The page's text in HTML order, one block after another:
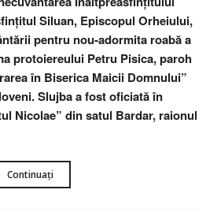
Siluan, Episcopul Orheiului,
pentru nou-adormita roabă a
protoiereului Petru Pisica, paroh
în Biserica Maicii Domnului”
Slujba a fost oficiată în
Nicolae” din satul Bardar, raionul
Continuați